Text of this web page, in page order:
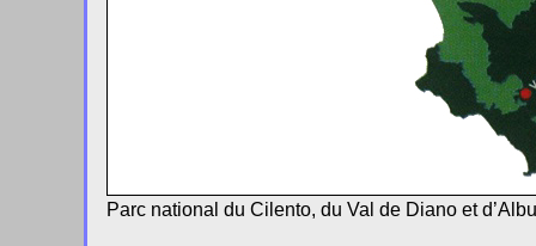
Parc national du Cilento, du Val de Diano et